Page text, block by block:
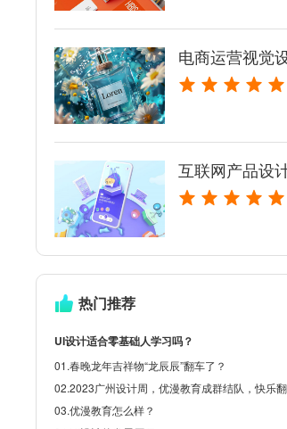
电商运营视觉
互联网产品设
热门推荐
UI设计适合零基础人学习吗？
01.春晚龙年吉祥物“龙辰辰”翻车了？
02.2023广州设计周，优漫教育成群结队，快乐翻
03.优漫教育怎么样？